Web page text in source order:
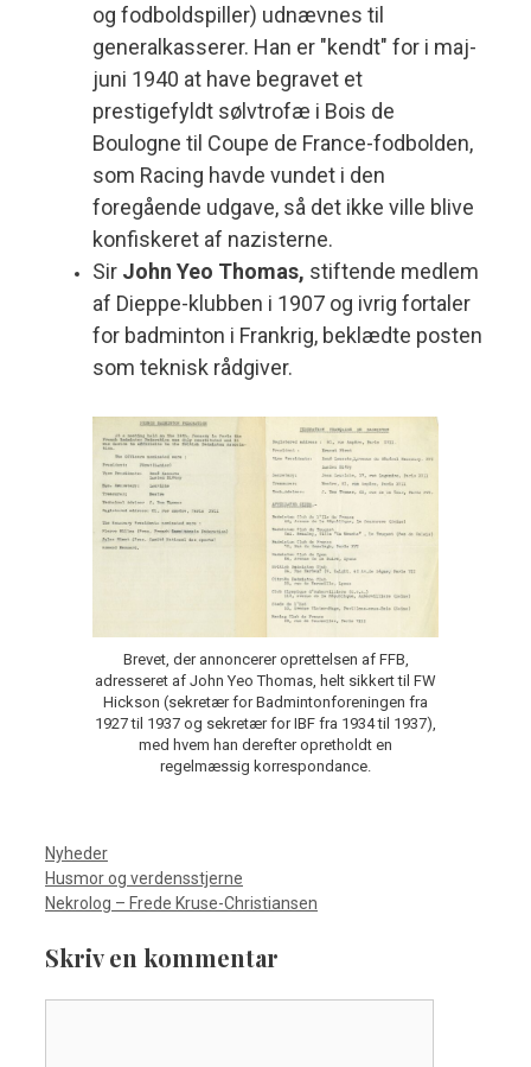
og fodboldspiller) udnævnes til
generalkasserer. Han er "kendt" for i maj-
juni 1940 at have begravet et
prestigefyldt sølvtrofæ i Bois de
Boulogne til Coupe de France-fodbolden,
som Racing havde vundet i den
foregående udgave, så det ikke ville blive
konfiskeret af nazisterne.
Sir John Yeo Thomas, stiftende medlem
af Dieppe-klubben i 1907 og ivrig fortaler
for badminton i Frankrig, beklædte posten
som teknisk rådgiver.
Brevet, der annoncerer oprettelsen af ​​FFB,
adresseret af John Yeo Thomas, helt sikkert til FW
Hickson (sekretær for Badmintonforeningen fra
1927 til 1937 og sekretær for IBF fra 1934 til 1937),
med hvem han derefter opretholdt en
regelmæssig korrespondance.
Kategorier
Nyheder
Husmor og verdensstjerne
Nekrolog – Frede Kruse-Christiansen
Skriv en kommentar